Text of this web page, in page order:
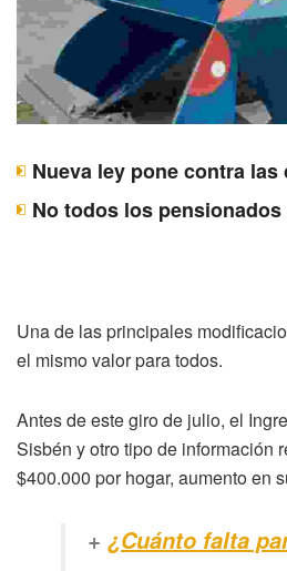
Nueva ley pone contra
No todos los
Una de las principales
el mismo valor para todos.
Antes de este giro de julio, el
Sisbén y otro tipo de información
$400.000 por hogar, aumento en
+ ¿Cuánto falta